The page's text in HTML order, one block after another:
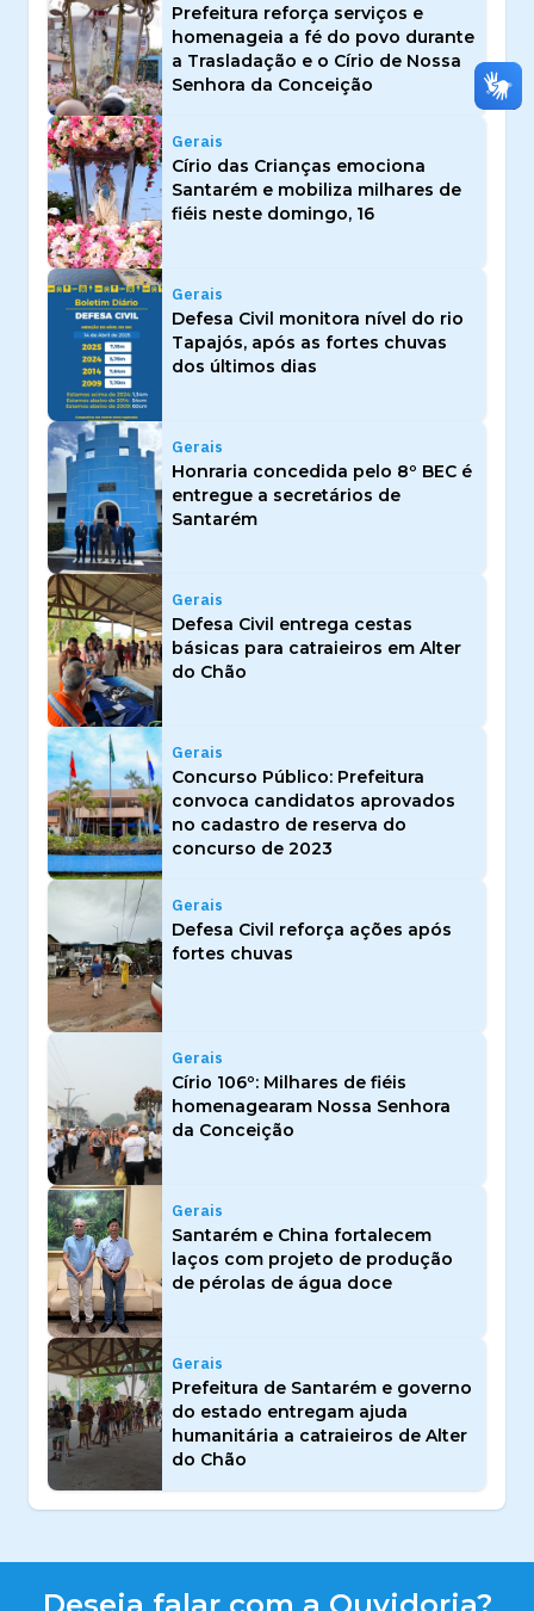
Prefeitura reforça serviços e
homenageia a fé do povo durante
a Trasladação e o Círio de Nossa
Senhora da Conceição
Gerais
Círio das Crianças emociona
Santarém e mobiliza milhares de
fiéis neste domingo, 16
Gerais
Defesa Civil monitora nível do rio
Tapajós, após as fortes chuvas
dos últimos dias
Gerais
Honraria concedida pelo 8º BEC é
entregue a secretários de
Santarém
Gerais
Defesa Civil entrega cestas
básicas para catraieiros em Alter
do Chão
Gerais
Concurso Público: Prefeitura
convoca candidatos aprovados
no cadastro de reserva do
concurso de 2023
Gerais
Defesa Civil reforça ações após
fortes chuvas
Gerais
Círio 106º: Milhares de fiéis
homenagearam Nossa Senhora
da Conceição
Gerais
Santarém e China fortalecem
laços com projeto de produção
de pérolas de água doce
Gerais
Prefeitura de Santarém e governo
do estado entregam ajuda
humanitária a catraieiros de Alter
do Chão
Deseja falar com a Ouvidoria?